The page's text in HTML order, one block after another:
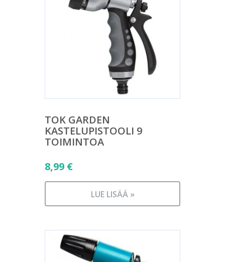
TOK GARDEN
KASTELUPISTOOLI 9
TOIMINTOA
8,99 €
LUE LISÄÄ »